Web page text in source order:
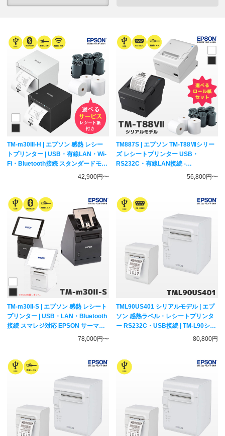
TM-m30III-H | エプソン 感熱 レシー
トプリンター | USB・有線LAN・Wi-
Fi・Bluetooth接続 スタンダードモデ
42,900円〜
TM887S | エプソン TM-T88Ⅶシリー
ズ レシートプリンター USB・
RS232C・有線LAN接続 -
TM887S911W TM887S912B
56,800円〜
TM-m30II-S | エプソン 感熱 レシート
プリンター | USB・LAN・Bluetooth
接続 スマレジ対応 EPSON サーマル
プリンター TM302-S2W TM302-S2B
78,000円〜
TML90US401 シリアルモデル | エプ
ソン 感熱ラベル・レシートプリンタ
ー RS232C・USB接続 | TM-L90シリ
ーズ サーマルプリンター EPSON
80,800円